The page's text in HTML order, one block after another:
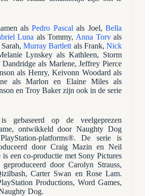
alsPedro Pascal als Joel,Bella
Luna als Tommy, Anna Torvals
Murray Bartlett als Frank,Nick
Lynskey als Kathleen, Storm
als Marlene, Jeffrey Pierce
als Henry, Keivonn Woodard als
als Marlon en Elaine Miles als
en Troy Baker zijn ook in de serie
gebaseerd op de veelgeprezen
ontwikkeld door Naughty Dog
platforms®. De serie is
door Craig Mazin en Neil
een co-productie met Sony Pictures
door Carolyn Strauss,
Carter Swan en Rose Lam.
Productions, Word Games,
Dog.